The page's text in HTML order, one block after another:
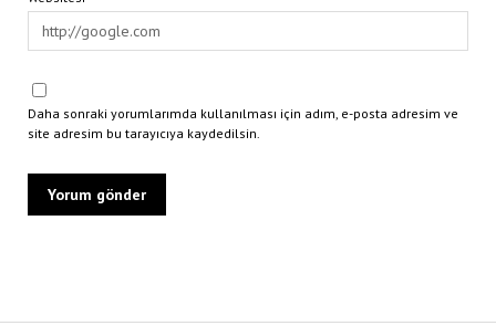
Daha sonraki yorumlarımda kullanılması için adım, e-posta adresim ve
site adresim bu tarayıcıya kaydedilsin.